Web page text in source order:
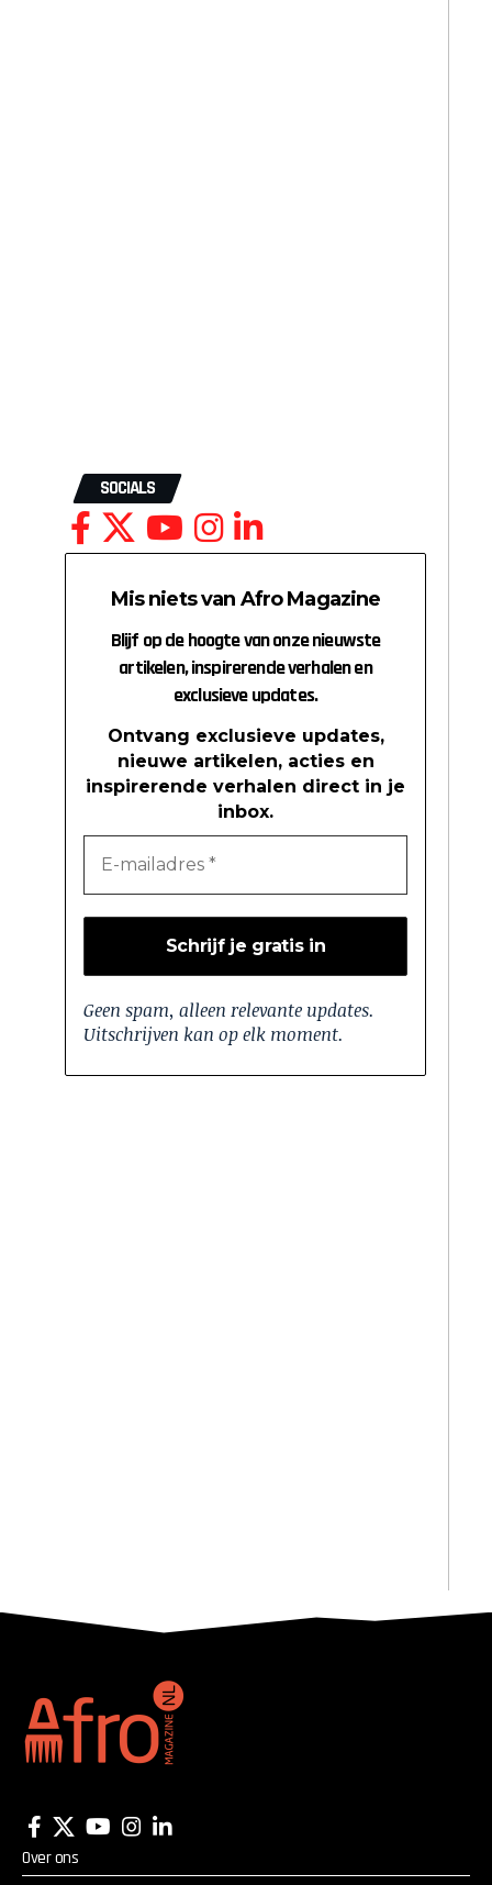
SOCIALS
Mis niets van Afro Magazine
Blijf op de hoogte van onze nieuwste
artikelen, inspirerende verhalen en
exclusieve updates.
Ontvang exclusieve updates,
nieuwe artikelen, acties en
inspirerende verhalen direct in je
inbox.
Geen spam, alleen relevante updates.
Uitschrijven kan op elk moment.
Over ons